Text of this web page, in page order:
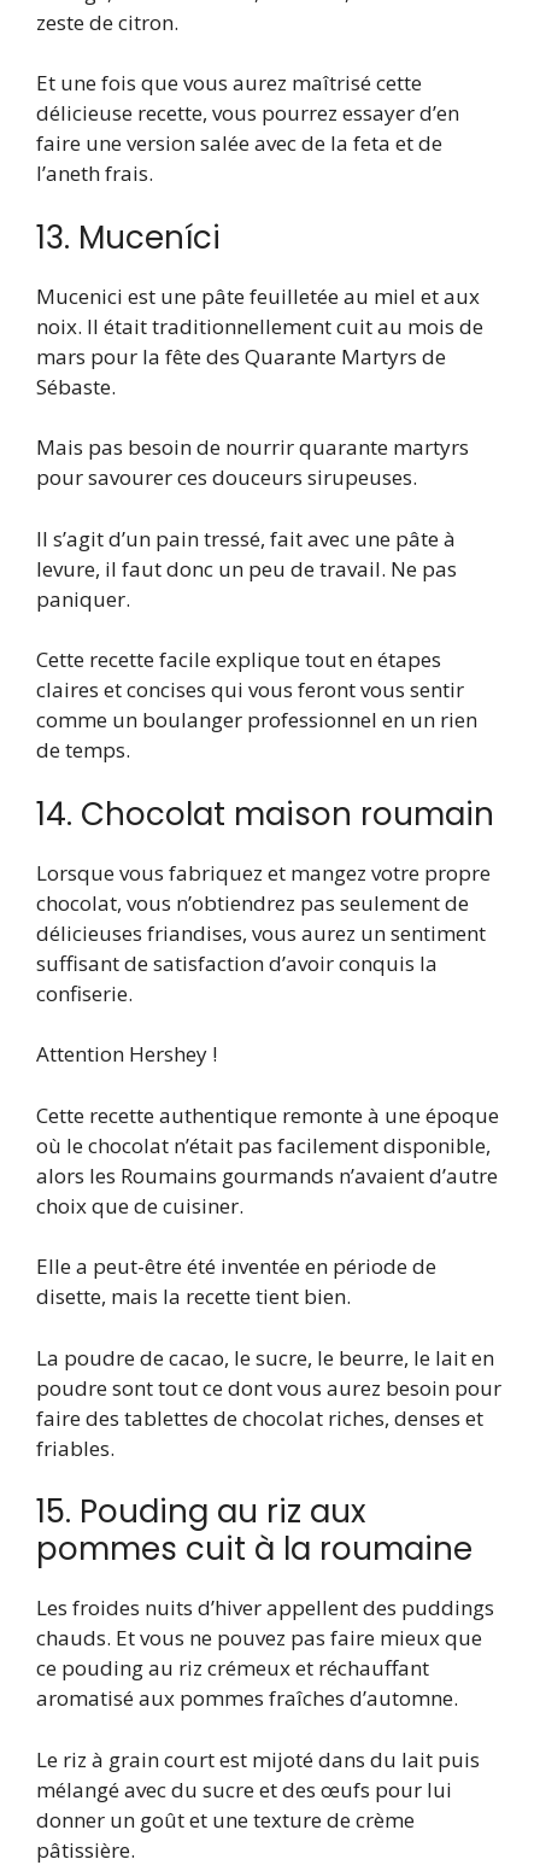
zeste de citron.
Et une fois que vous aurez maîtrisé cette
délicieuse recette, vous pourrez essayer d’en
faire une version salée avec de la feta et de
l’aneth frais.
13. Muceníci
Mucenici est une pâte feuilletée au miel et aux
noix. Il était traditionnellement cuit au mois de
mars pour la fête des Quarante Martyrs de
Sébaste.
Mais pas besoin de nourrir quarante martyrs
pour savourer ces douceurs sirupeuses.
Il s’agit d’un pain tressé, fait avec une pâte à
levure, il faut donc un peu de travail. Ne pas
paniquer.
Cette recette facile explique tout en étapes
claires et concises qui vous feront vous sentir
comme un boulanger professionnel en un rien
de temps.
14. Chocolat maison roumain
Lorsque vous fabriquez et mangez votre propre
chocolat, vous n’obtiendrez pas seulement de
délicieuses friandises, vous aurez un sentiment
suffisant de satisfaction d’avoir conquis la
confiserie.
Attention Hershey !
Cette recette authentique remonte à une époque
où le chocolat n’était pas facilement disponible,
alors les Roumains gourmands n’avaient d’autre
choix que de cuisiner.
Elle a peut-être été inventée en période de
disette, mais la recette tient bien.
La poudre de cacao, le sucre, le beurre, le lait en
poudre sont tout ce dont vous aurez besoin pour
faire des tablettes de chocolat riches, denses et
friables.
15. Pouding au riz aux
pommes cuit à la roumaine
Les froides nuits d’hiver appellent des puddings
chauds. Et vous ne pouvez pas faire mieux que
ce pouding au riz crémeux et réchauffant
aromatisé aux pommes fraîches d’automne.
Le riz à grain court est mijoté dans du lait puis
mélangé avec du sucre et des œufs pour lui
donner un goût et une texture de crème
pâtissière.